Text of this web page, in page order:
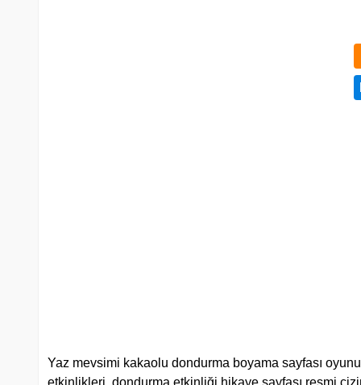
Yaz mevsimi kakaolu dondurma boyama sayfası
etkinlikleri, dondurma etkinliği hikaye sayfası resmi